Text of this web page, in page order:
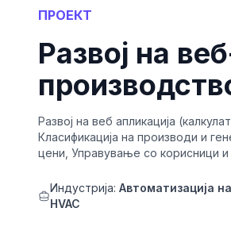
ПРОЕКТ
Развој на
Развој на веб апликација
Класификација на производи и
цени, Управување со корисници
Индустрија:Автоматизација
HVAC